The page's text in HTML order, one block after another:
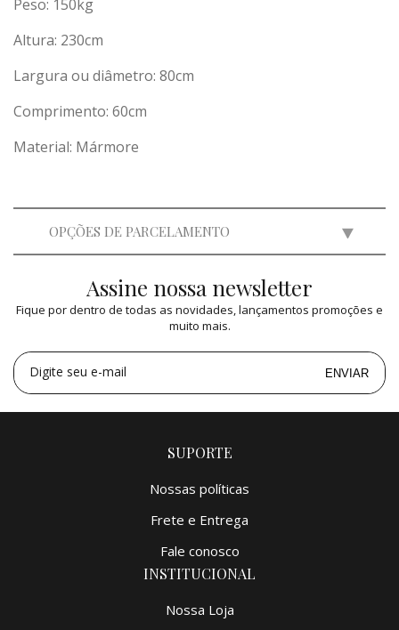
Peso: 150kg
Altura: 230cm
Largura ou diâmetro: 80cm
Comprimento: 60cm
Material: Mármore
OPÇÕES DE PARCELAMENTO
deR$ 44.950,00 =R$ 89.900,00
3x deR$ 29.963,67 =R$ 89.891,01
R$ 17.980,00
Assine nossa newsletter
Fique por dentro de todas as novidades, lançamentos promoções e
muito mais.
Digite seu e-mail ENVIAR
SUPORTE
Nossas políticas
Frete e Entrega
Fale conosco
INSTITUCIONAL
Nossa Loja